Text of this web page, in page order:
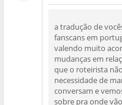
a tradução de
fanscans em
valendo muito
mudanças em
que o roteirista
necessidade de
conversam e
sobre pra onde